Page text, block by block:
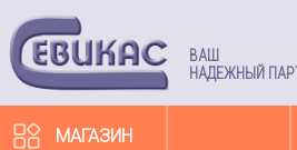
ВАШ
НАДЕЖНЫЙ
МАГАЗИН